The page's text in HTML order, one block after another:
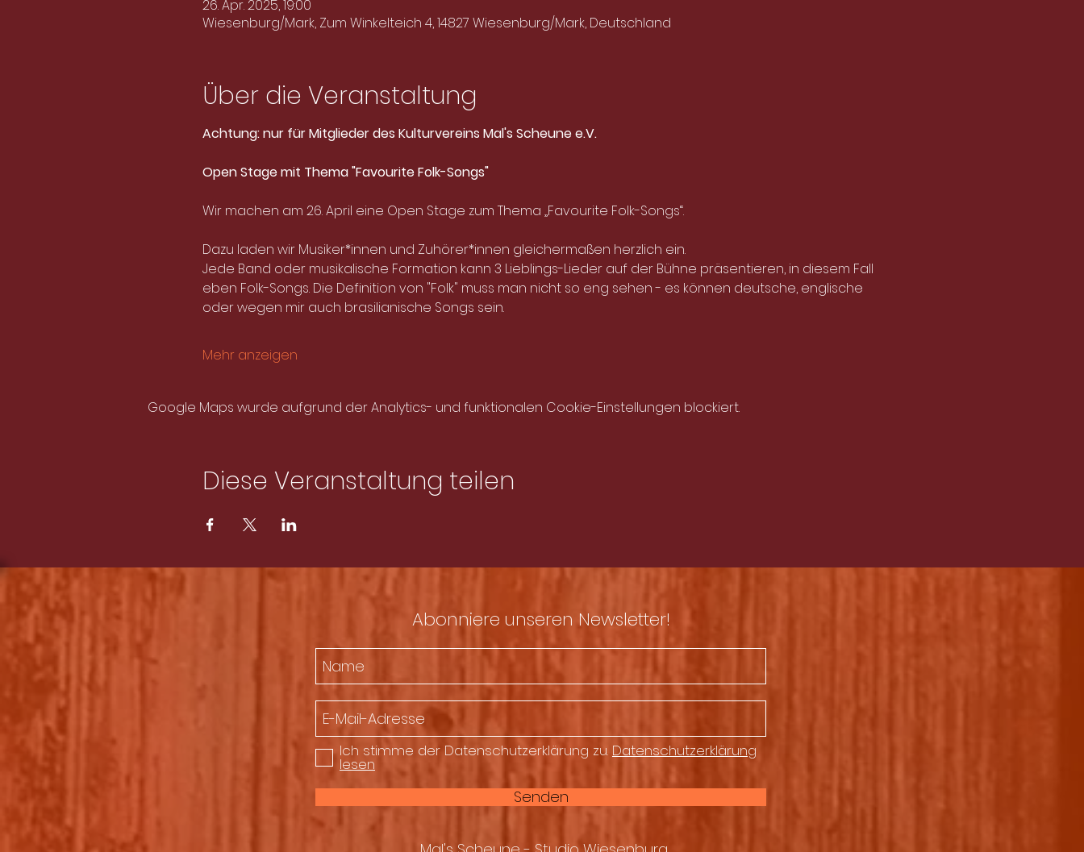
26. Apr. 2025, 19:00
Wiesenburg/Mark, Zum Winkelteich 4, 14827 Wiesenburg/Mark, Deutschland
Über die Veranstaltung
Achtung: nur für Mitglieder des Kulturvereins Mal's Scheune e.V.
Open Stage mit Thema "Favourite Folk-Songs"
Wir machen am 26. April eine Open Stage zum Thema „Favourite Folk-Songs“.
Dazu laden wir Musiker*innen und Zuhörer*innen gleichermaßen herzlich ein.
Jede Band oder musikalische Formation kann 3 Lieblings-Lieder auf der Bühne präsentieren, in diesem Fall
eben Folk-Songs. Die Definition von "Folk" muss man nicht so eng sehen - es können deutsche, englische
oder wegen mir auch brasilianische Songs sein.
Mehr anzeigen
Google Maps wurde aufgrund der Analytics- und funktionalen Cookie-Einstellungen blockiert.
Diese Veranstaltung teilen
Abonniere unseren Newsletter!
Ich stimme der Datenschutzerklärung zu. Datenschutzerklärung
lesen
Senden